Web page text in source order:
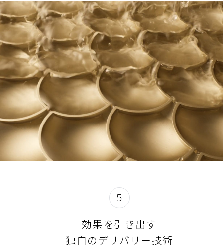
5
効果を引き出す
独自のデリバリー技術